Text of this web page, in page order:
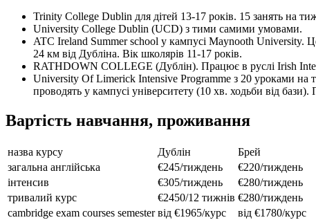
Trinity College Dublin для дітей 13-17 років. 15 занять на
University College Dublin (UCD) з тими самими умовами.
ATC Ireland Summer school у кампусі Maynooth University.
24 км від Дубліна. Вік школярів 11-17 років.
RATHDOWN COLLEGE (Дублін). Працює в руслі Irish
University Of Limerick Intensive Programme з 20 уроками
проводять у кампусі університету (10 хв. ходьби від
Вартість навчання, проживання
назва курсу Дублін
Брей
загальна англійська
€245/тиждень
€220/тиждень
інтенсив
€305/тиждень
€280/тиждень
тривалий курс
€2450/12 тижнів €280/тиждень
cambridge exam courses semester від €1965/курс
від €1780/курс